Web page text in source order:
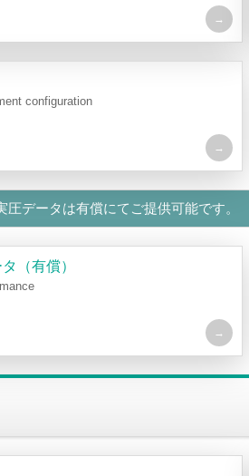
configuration
データは有償にてご提供可能です。
（有償）